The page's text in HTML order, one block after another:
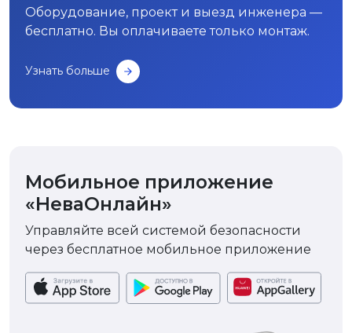
Оборудование, проект и выезд инженера —
бесплатно. Вы оплачиваете только монтаж.
Узнать больше
Мобильное приложение
«НеваОнлайн»
Управляйте всей системой безопасности
через бесплатное мобильное приложение